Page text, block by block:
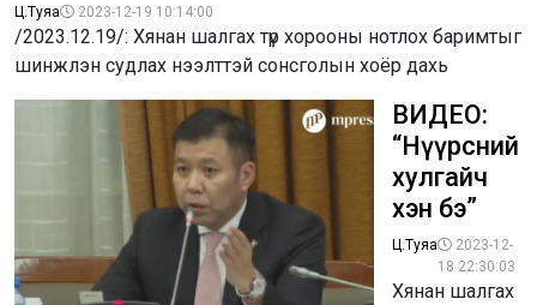
Ц.Туяа 2023-12-19 10:14:00
/2023.12.19/: Хянан шалгах түр хорооны нотлох баримтыг
шинжлэн судлах нээлттэй сонсголын хоёр дахь
ВИДЕО:
“Нүүрсний
хулгайч
хэн бэ”
Ц.Туяа
2023-12-
18 22:30:03
Хянан шалгах